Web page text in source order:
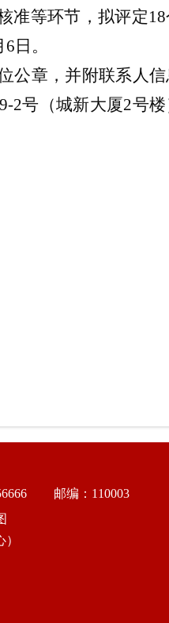
准等环节，拟评定
日。
公章，并附联系人
2号（城新大厦2号
邮编：110003